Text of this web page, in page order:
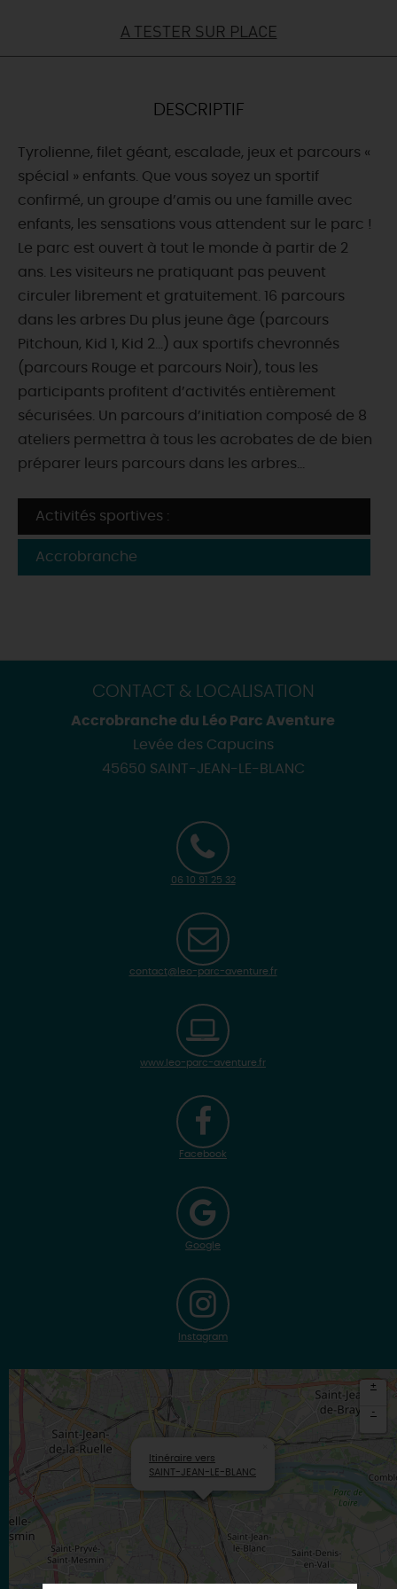
DEMAIN
CE WEEK-END
CETTE SEMAINE
A TESTER SUR PLACE
DESCRIPTIF
Tyrolienne, filet géant, escalade, jeux et parcours «
spécial » enfants. Que vous soyez un sportif
confirmé, un groupe d’amis ou une famille avec
enfants, les sensations vous attendent sur le parc !
Le parc est ouvert à tout le monde à partir de 2
ans. Les visiteurs ne pratiquant pas peuvent
circuler librement et gratuitement. 16 parcours
dans les arbres Du plus jeune âge (parcours
Pitchoun, Kid 1, Kid 2…) aux sportifs chevronnés
(parcours Rouge et parcours Noir), tous les
participants profitent d’activités entièrement
sécurisées. Un parcours d’initiation composé de 8
ateliers permettra à tous les acrobates de de bien
préparer leurs parcours dans les arbres…
Activités sportives :
Accrobranche
CONTACT & LOCALISATION
Accrobranche du Léo Parc Aventure
Levée des Capucins
45650 SAINT-JEAN-LE-BLANC
06 10 91 25 32
contact@leo-parc-aventure.fr
www.leo-parc-aventure.fr
Facebook
Google
Instagram
Itinéraire vers
SAINT-JEAN-LE-BLANC
+
-